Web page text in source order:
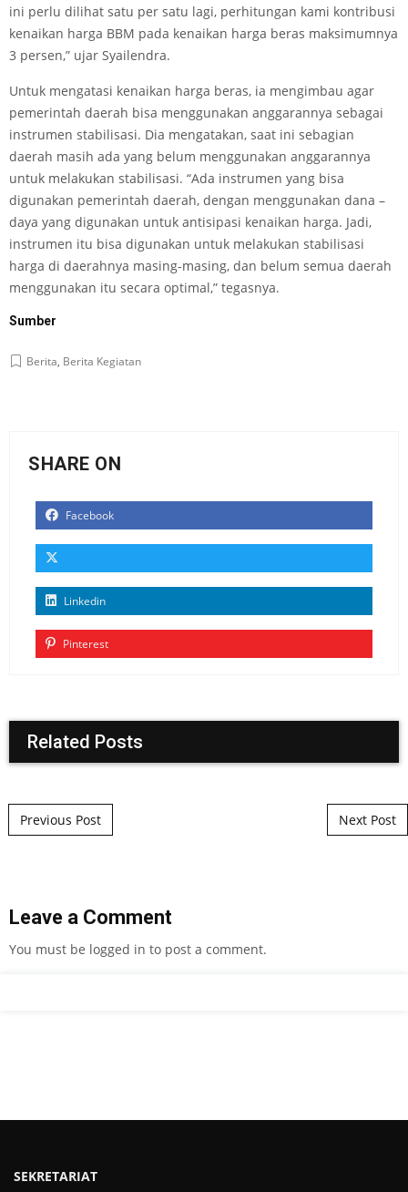
ini perlu dilihat satu per satu lagi, perhitungan kami kontribusi
kenaikan harga BBM pada kenaikan harga beras maksimumnya
3 persen,” ujar Syailendra.
Untuk mengatasi kenaikan harga beras, ia mengimbau agar
pemerintah daerah bisa menggunakan anggarannya sebagai
instrumen stabilisasi. Dia mengatakan, saat ini sebagian
daerah masih ada yang belum menggunakan anggarannya
untuk melakukan stabilisasi. “Ada instrumen yang bisa
digunakan pemerintah daerah, dengan menggunakan dana –
daya yang digunakan untuk antisipasi kenaikan harga. Jadi,
instrumen itu bisa digunakan untuk melakukan stabilisasi
harga di daerahnya masing-masing, dan belum semua daerah
menggunakan itu secara optimal,” tegasnya.
Sumber
Berita, Berita Kegiatan
SHARE ON
Facebook
Linkedin
Pinterest
Related Posts
Post navigation
Previous Post Next Post
Leave a Comment
You must be logged in to post a comment.
SEKRETARIAT